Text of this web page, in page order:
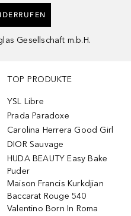
Gesellschaft m.b.H.
TOP PRODUKTE
YSL Libre
Prada Paradoxe
Carolina Herrera Good Girl
DIOR Sauvage
HUDA BEAUTY Easy Bake
Puder
Maison Francis Kurkdjian
Baccarat Rouge 540
Valentino Born In Roma